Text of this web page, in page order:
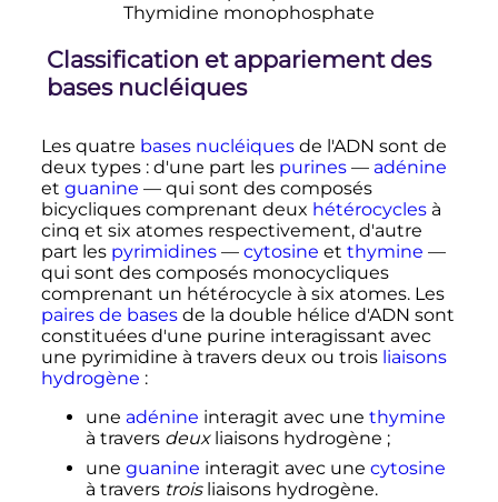
Thymidine monophosphate
Classification et appariement des
bases nucléiques
Les quatre bases nucléiquesde l'ADN sont de
deux types : d'une part les purines— adénine
et guanine — qui sont des composés
bicycliques comprenant deux hétérocyclesà
cinq et six atomes respectivement, d'autre
part les pyrimidines— cytosine et thymine —
qui sont des composés monocycliques
comprenant un hétérocycle à six atomes. Les
paires de basesde la double hélice d'ADN sont
constituées d'une purine interagissant avec
une pyrimidine à travers deux ou trois liaisons
hydrogène :
une adénine interagit avec une thymine
à travers deuxliaisons hydrogène ;
une guanine interagit avec une cytosine
à travers troisliaisons hydrogène.